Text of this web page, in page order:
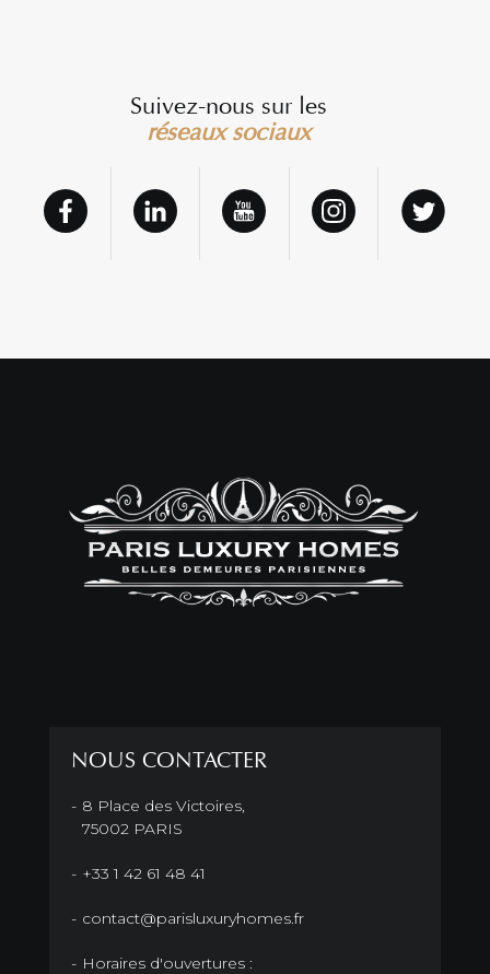
Suivez-nous sur les
réseaux sociaux
NOUS CONTACTER
8 Place des Victoires,
75002 PARIS
+33 1 42 61 48 41
contact@parisluxuryhomes.fr
Horaires d'ouvertures :